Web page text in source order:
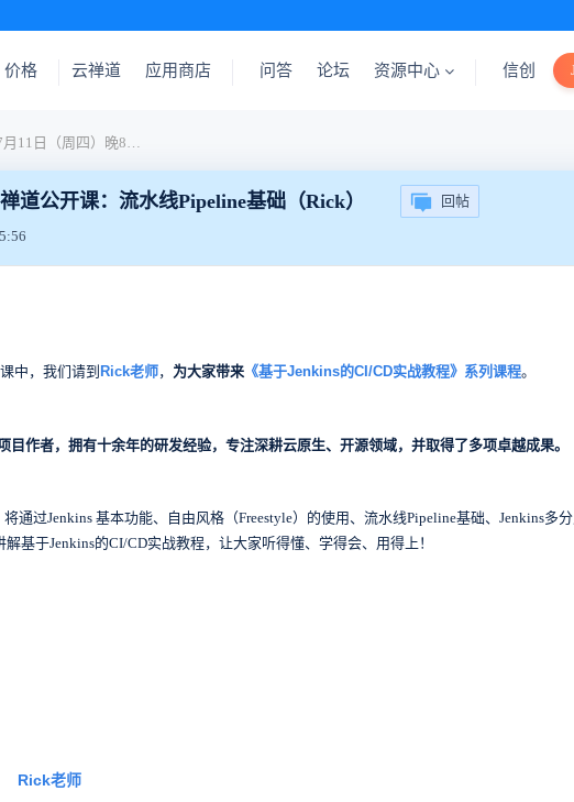
价格 云禅道 应用商店 问答 论坛 资源中心 信创
【课程预告】7月11日（周四）晚8点，禅道公开课：流水线Pipeline基础（Rick）
道公开课：流水线Pipeline基础（Rick） 回帖
中，我们请到 Rick老师， 为大家带来 《基于Jenkins的CI/CD实战教程》 系列 课程。
作者，拥有十余年的研发经验，专注深耕云原生、开源领域，并取得了多项卓越成果。
通过Jenkins 基本功能、自由风格（Freestyle）的使用、流水线Pipeline基础、Jenkins多
基于Jenkins的CI/CD实战教程，让大家听得懂、学得会、用得上！
Rick老师